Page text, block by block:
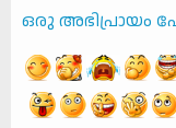
ഒരു അഭിപ്രായം